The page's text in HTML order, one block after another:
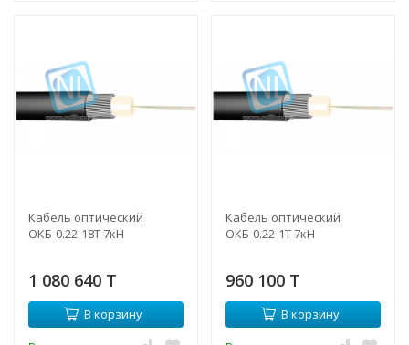
Кабель оптический
ОКБ-0.22-18Т 7кН
1 080 640 T
В корзину
Кабель оптический
ОКБ-0.22-1Т 7кН
960 100 T
В корзину